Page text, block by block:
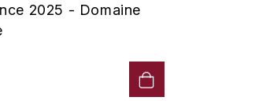
2025 - Domaine